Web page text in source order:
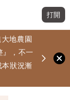
打開
地農園
，不一
狀況漸